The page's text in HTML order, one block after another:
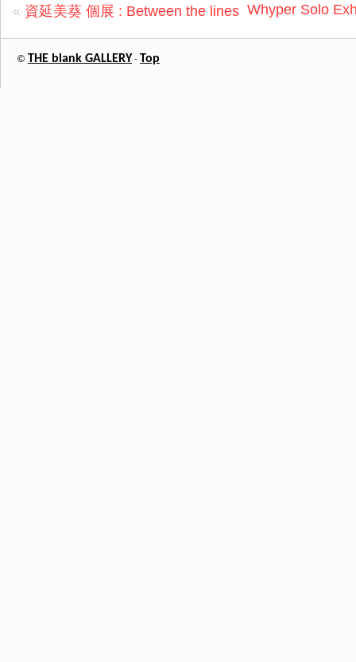
Whyper Solo
« 資延美葵 個展 : Between the lines
© THE blank GALLERY - Top